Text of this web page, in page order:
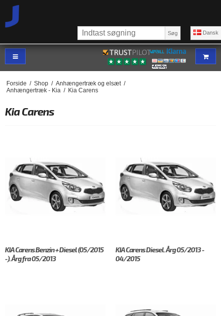
Dansk
Søg
Forside / Shop / Anhængertræk og elsæt /
Anhængertræk - Kia / Kia Carens
Kia Carens
KIA Carens Benzin + Diesel (05/2015
-). Årg fra 05/2013
KIA Carens Diesel. Årg 05/2013 -
04/2015